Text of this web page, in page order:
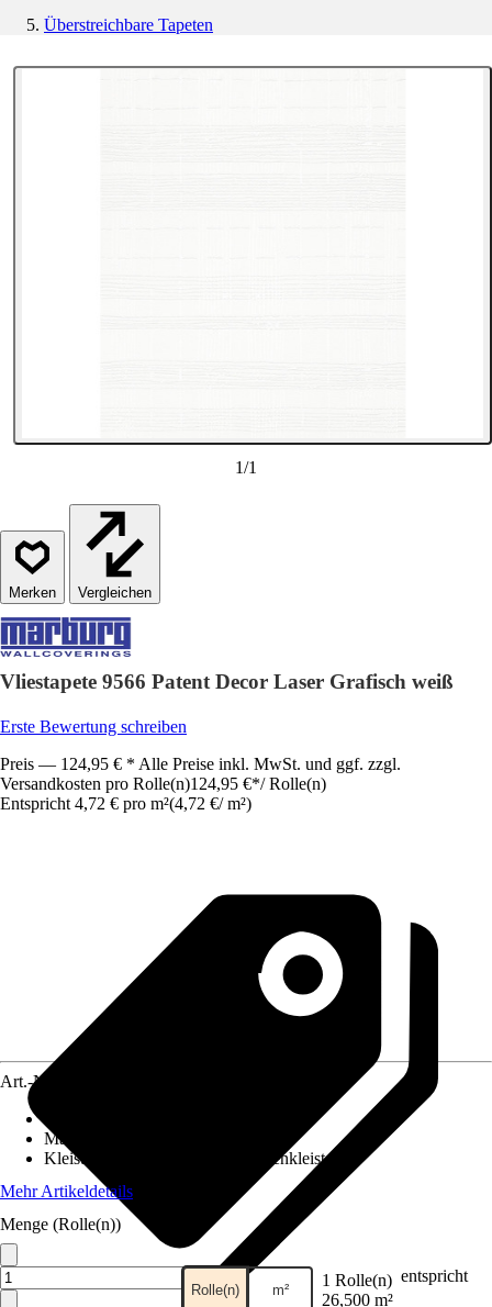
Überstreichbare Tapeten
1/1
Vergleichen
Vliestapete 9566 Patent Decor Laser Grafisch weiß
Erste Bewertung schreiben
Preis — 124,95 € * Alle Preise inkl. MwSt. und ggf. zzgl.
Versandkosten pro Rolle(n)124,95 €*/ Rolle(n)
Entspricht 4,72 € pro m²(4,72 €/ m²)
Art.-Nr.
Maße (BxH)
Kleisterempfehlung
Spezialtapetenkleister
Mehr Artikeldetails
Menge (Rolle(n))
Rolle(n) m² 1 Rolle(n) entspricht
26,500 m²